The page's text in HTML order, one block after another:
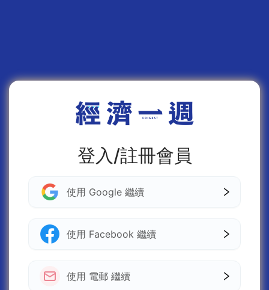
登入/註冊會員
使用 Google 繼續
使用 Facebook 繼續
使用 電郵 繼續